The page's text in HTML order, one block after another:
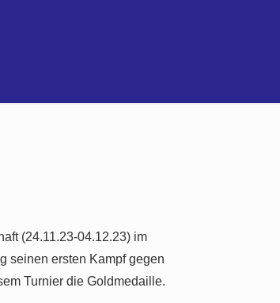
(24.11.23-04.12.23) im
seinen ersten Kampf gegen
Turnier die Goldmedaille.